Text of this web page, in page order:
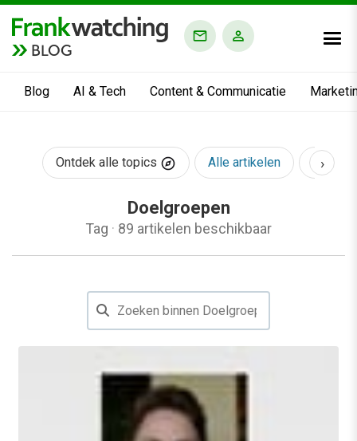
BLOG
Blog AI & Tech Content & Communicatie
Ontdek alle topics Alle artikelen AI &
›
Doelgroepen
Tag · 89 artikelen beschikbaar